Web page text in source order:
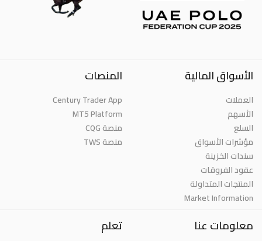
الأسواق المالية
العملات
الأسهم
السلع
مؤشرات الأسواق
سندات الخزينة
عقود الفروقات
المنتجات المتداولة
Market Information
المنصات
Century Trader App
MT5 Platform
منصة CQG
منصة TWS
معلومات عنا تعلم